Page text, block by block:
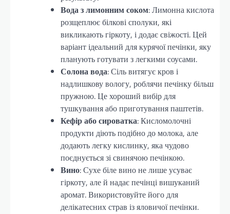
Вода з лимонним соком: Лимонна кислота
розщеплює білкові сполуки, які
викликають гіркоту, і додає свіжості. Цей
варіант ідеальний для курячої печінки, яку
планують готувати з легкими соусами.
Солона вода: Сіль витягує кров і
надлишкову вологу, роблячи печінку більш
пружною. Це хороший вибір для
тушкування або приготування паштетів.
Кефір або сироватка: Кисломолочні
продукти діють подібно до молока, але
додають легку кислинку, яка чудово
поєднується зі свинячою печінкою.
Вино: Сухе біле вино не лише усуває
гіркоту, але й надає печінці вишуканий
аромат. Використовуйте його для
делікатесних страв із яловичої печінки.